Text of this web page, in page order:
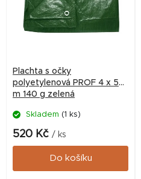
o
d
Plachta s očky
polyetylenová PROF 4 x 5
m 140 g zelená
Skladem (1 ks)
520 Kč / ks
Do košíku